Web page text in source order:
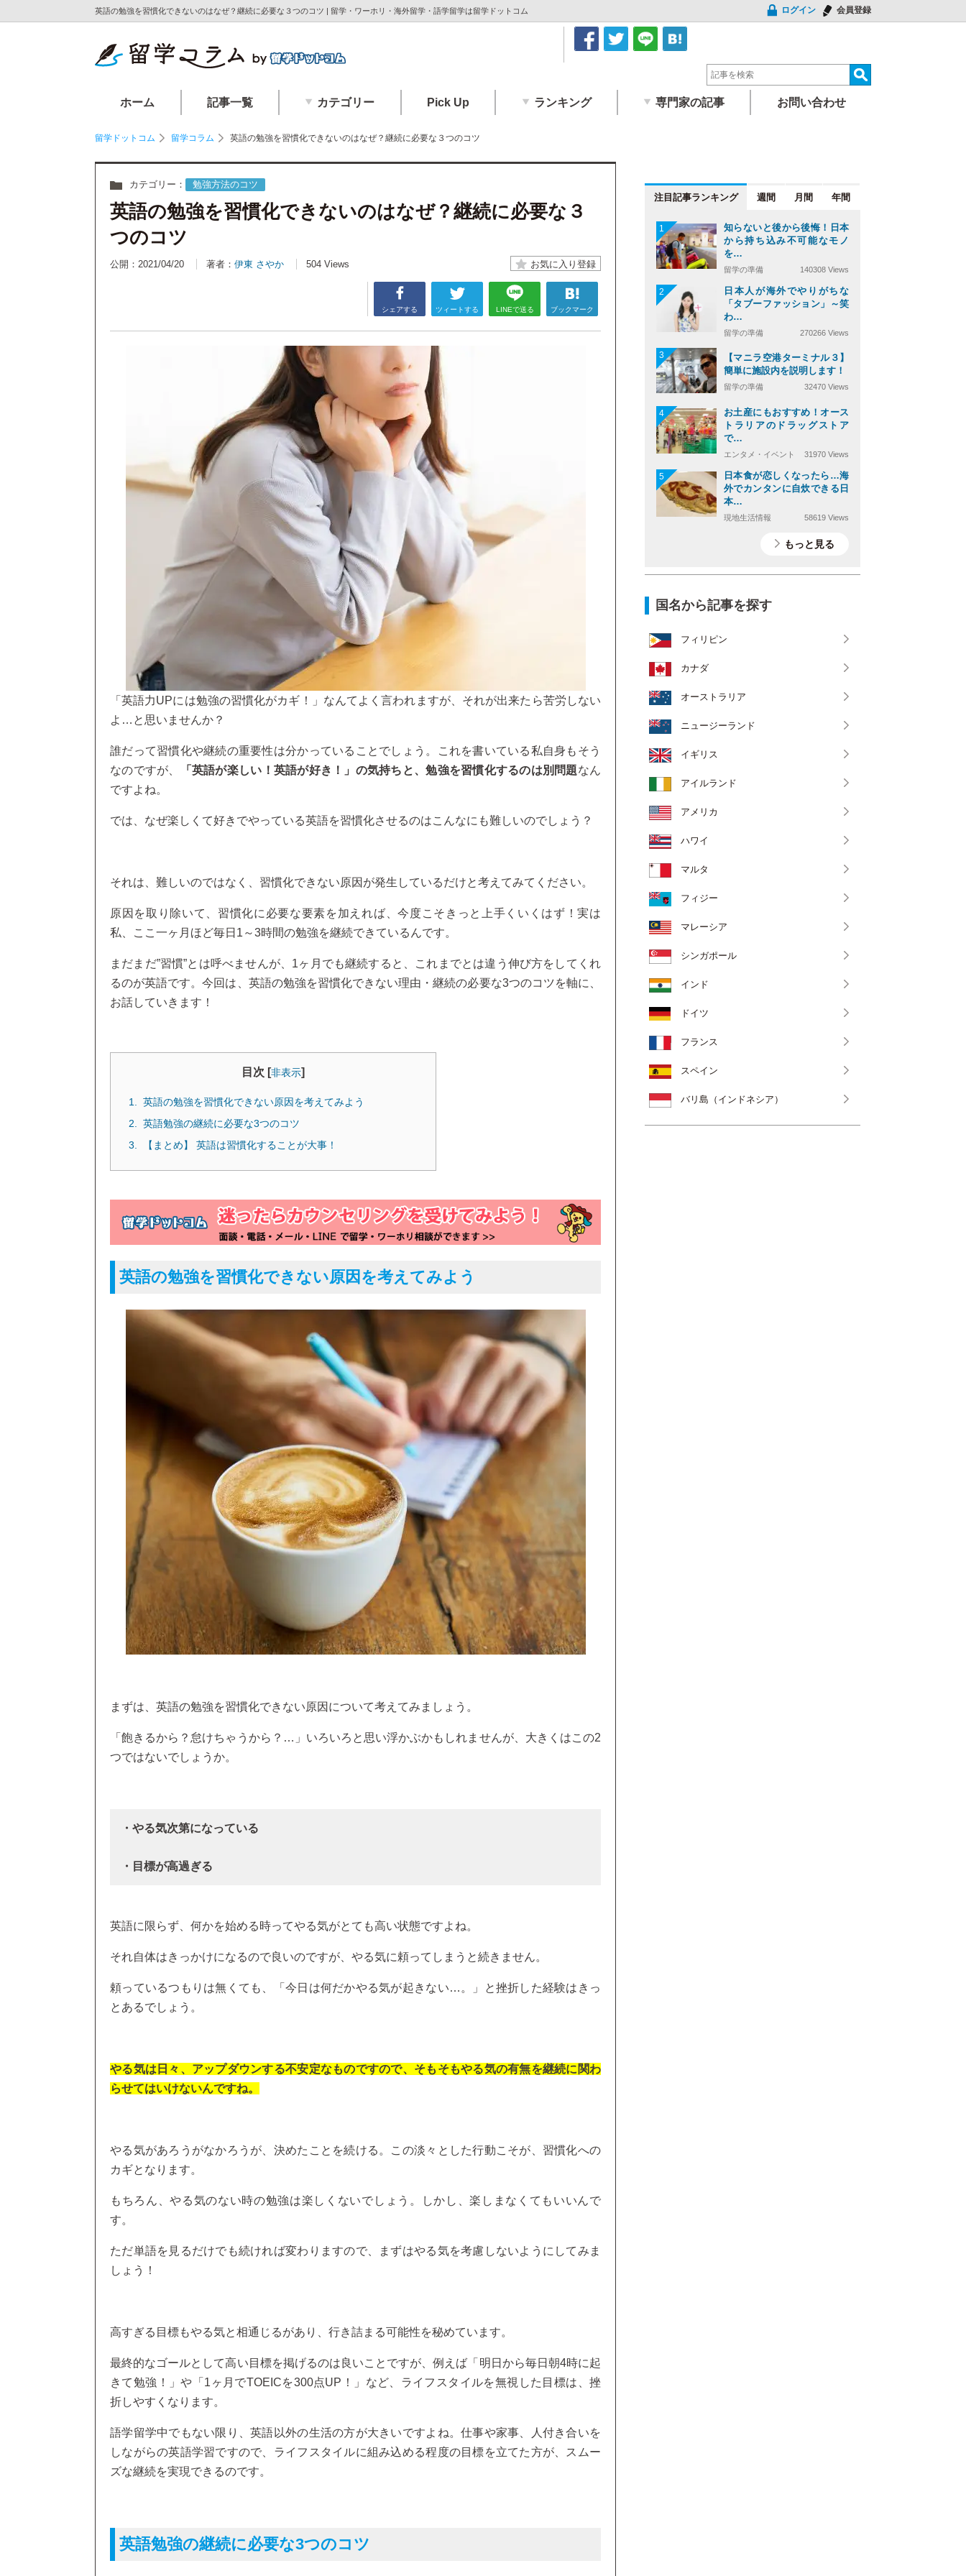
英語の勉強を習慣化できないのはなぜ？継続に必要な３つのコツ | 留学・ワーホリ・海外留学・語学留学は留学ドットコム ログイン 会員登録
ホーム 記事一覧 カテゴリー Pick Up ランキング 専門家の記事 お問い合わせ
留学ドットコム 留学コラム 英語の勉強を習慣化できないのはなぜ？継続に必要な３つのコツ
カテゴリー： 勉強方法のコツ
英語の勉強を習慣化できないのはなぜ？継続に必要な３
つのコツ
公開：2021/04/20 著者： 伊東 さやか 504 Views
シェアする ツィートする LINEで送る ブックマーク
「英語力UPには勉強の習慣化がカギ！」なんてよく言われますが、それが出来たら苦労しない
よ…と思いませんか？
誰だって習慣化や継続の重要性は分かっていることでしょう。これを書いている私自身もそう
なのですが、
「英語が楽しい！英語が好き！」の気持ちと、勉強を習慣化するのは別問題なん
ですよね。
では、なぜ楽しくて好きでやっている英語を習慣化させるのはこんなにも難しいのでしょう？
それは、難しいのではなく、習慣化できない原因が発生しているだけと考えてみてください。
原因を取り除いて、習慣化に必要な要素を加えれば、今度こそきっと上手くいくはず！実は
私、ここ一ヶ月ほど毎日1～3時間の勉強を継続できているんです。
まだまだ”習慣”とは呼べませんが、1ヶ月でも継続すると、これまでとは違う伸び方をしてくれ
るのが英語です。今回は、英語の勉強を習慣化できない理由・継続の必要な3つのコツを軸に、
お話していきます！
目次 [非表示]
英語の勉強を習慣化できない原因を考えてみよう
英語勉強の継続に必要な3つのコツ
【まとめ】 英語は習慣化することが大事！
英語の勉強を習慣化できない原因を考えてみよう
まずは、英語の勉強を習慣化できない原因について考えてみましょう。
「飽きるから？怠けちゃうから？…」いろいろと思い浮かぶかもしれませんが、大きくはこの2
つではないでしょうか。
・やる気次第になっている
・目標が高過ぎる
英語に限らず、何かを始める時ってやる気がとても高い状態ですよね。
それ自体はきっかけになるので良いのですが、やる気に頼ってしまうと続きません。
頼っているつもりは無くても、「今日は何だかやる気が起きない…。」と挫折した経験はきっ
とあるでしょう。
やる気は日々、アップダウンする不安定なものですので、そもそもやる気の有無を継続に関わ
らせてはいけないんですね。
やる気があろうがなかろうが、決めたことを続ける。この淡々とした行動こそが、習慣化への
カギとなります。
もちろん、やる気のない時の勉強は楽しくないでしょう。しかし、楽しまなくてもいいんで
す。
ただ単語を見るだけでも続ければ変わりますので、まずはやる気を考慮しないようにしてみま
しょう！
高すぎる目標もやる気と相通じるがあり、行き詰まる可能性を秘めています。
最終的なゴールとして高い目標を掲げるのは良いことですが、例えば「明日から毎日朝4時に起
きて勉強！」や「1ヶ月でTOEICを300点UP！」など、ライフスタイルを無視した目標は、挫
折しやすくなります。
語学留学中でもない限り、英語以外の生活の方が大きいですよね。仕事や家事、人付き合いを
しながらの英語学習ですので、ライフスタイルに組み込める程度の目標を立てた方が、スムー
ズな継続を実現できるのです。
英語勉強の継続に必要な3つのコツ
注目記事 週間 月間 年間
1
知らないと後から後悔！日本
から持ち込み不可能なモノ
を…
留学の準備 140308 Views
2
日本人が海外でやりがちな
「タブーファッション」～笑
わ…
留学の準備 270266 Views
3
【マニラ空港ターミナル３】
簡単に施設内を説明します！
留学の準備 32470 Views
4
お土産にもおすすめ！オース
トラリアのドラッグストア
で…
エンタメ・イベント 31970 Views
5
日本食が恋しくなったら…海
外でカンタンに自炊できる日
本…
現地生活情報 58619 Views
もっと見る
国名から記事を探す
フィリピン
カナダ
オーストラリア
ニュージーランド
イギリス
アイルランド
アメリカ
ハワイ
マルタ
フィジー
マレーシア
シンガポール
インド
ドイツ
フランス
スペイン
バリ島（インドネシア）